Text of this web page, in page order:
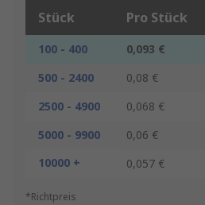
Stück Pro Stück
100 - 400 0,093 €
500 - 2400
0,08 €
2500 - 4900
0,068 €
5000 - 9900
0,06 €
10000 +
0,057 €
*Richtpreis